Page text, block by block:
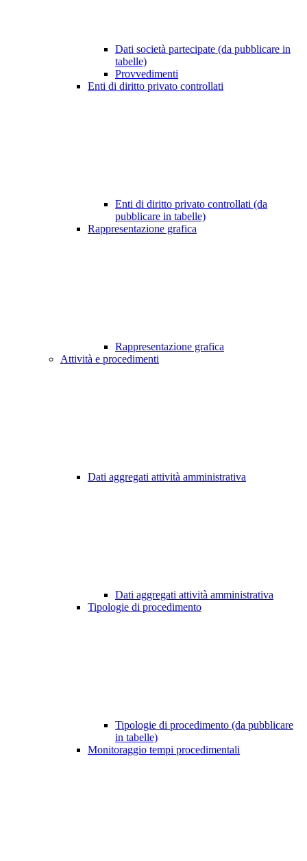
Dati società partecipate (da pubblicare in
tabelle)
Provvedimenti
Enti di diritto privato controllati
Enti di diritto privato controllati (da
pubblicare in tabelle)
Rappresentazione grafica
Rappresentazione grafica
Attività e procedimenti
Dati aggregati attività amministrativa
Dati aggregati attività amministrativa
Tipologie di procedimento
Tipologie di procedimento (da pubblicare
in tabelle)
Monitoraggio tempi procedimentali